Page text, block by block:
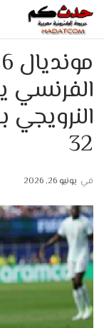
الفرنسي
32
في يونيو 26, 2026